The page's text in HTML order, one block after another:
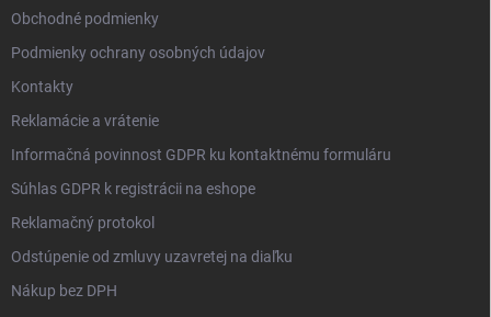
Obchodné podmienky
Podmienky ochrany osobných údajov
Kontakty
Reklamácie a vrátenie
Informačná povinnost GDPR ku kontaktnému formuláru
Súhlas GDPR k registrácii na eshope
Reklamačný protokol
Odstúpenie od zmluvy uzavretej na diaľku
Nákup bez DPH